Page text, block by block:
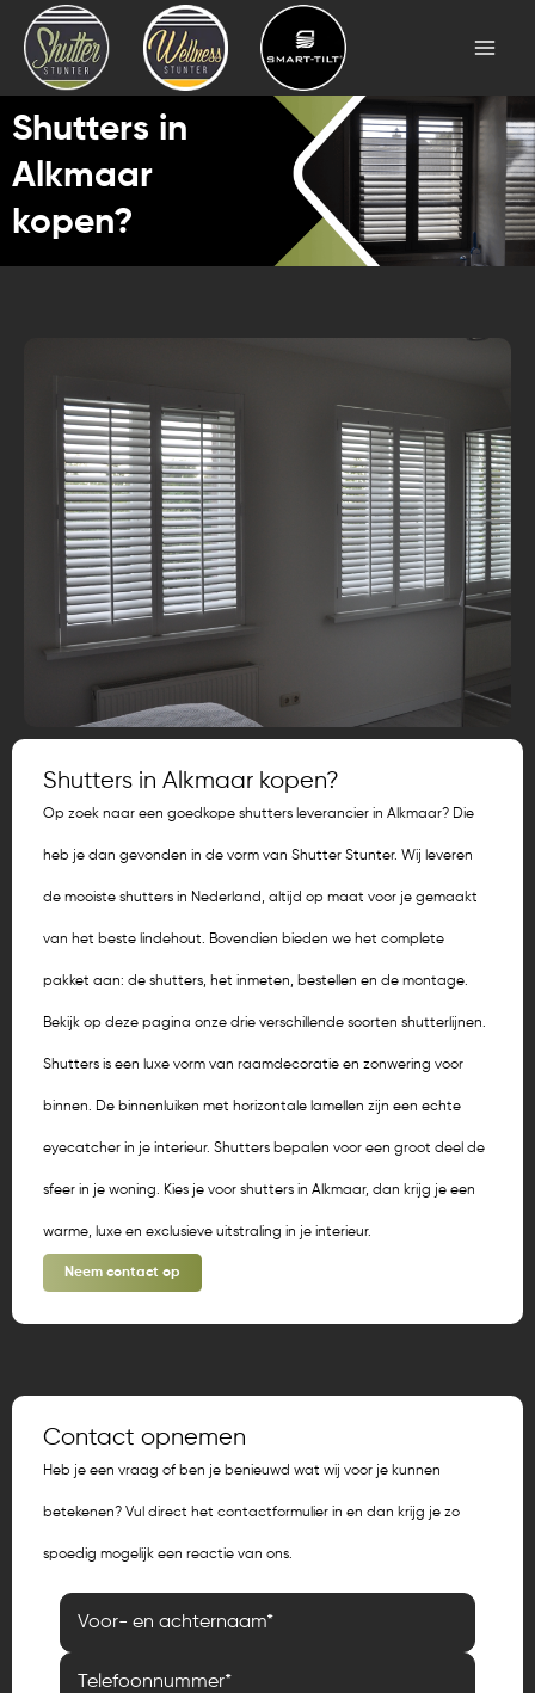
Skip
content
Shutters in
Alkmaar
kopen?
Shutters in Alkmaar kopen?
Op zoek naar een goedkope shutters leverancier in Alkmaar? Die
heb je dan gevonden in de vorm van Shutter Stunter. Wij leveren
de mooiste shutters in Nederland, altijd op maat voor je gemaakt
van het beste lindehout. Bovendien bieden we het complete
pakket aan: de shutters, het inmeten, bestellen en de montage.
Bekijk op deze pagina onze drie verschillende soorten shutterlijnen.
Shutters is een luxe vorm van raamdecoratie en zonwering voor
binnen. De binnenluiken met horizontale lamellen zijn een echte
eyecatcher in je interieur. Shutters bepalen voor een groot deel de
sfeer in je woning. Kies je voor shutters in Alkmaar, dan krijg je een
warme, luxe en exclusieve uitstraling in je interieur.
Neem contact op
Contact opnemen
Heb je een vraag of ben je benieuwd wat wij voor je kunnen
betekenen? Vul direct het contactformulier in en dan krijg je zo
spoedig mogelijk een reactie van ons.